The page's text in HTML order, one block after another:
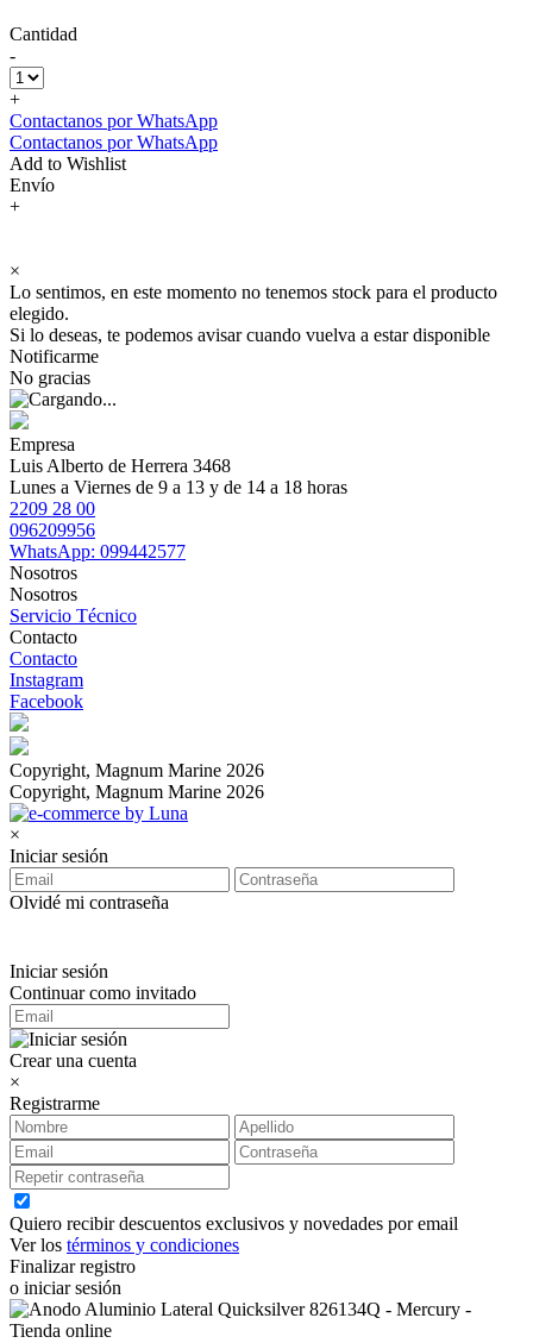
Cantidad
-
+
Contactanos por WhatsApp
Contactanos por WhatsApp
Add to Wishlist
Envío
+
×
Lo sentimos, en este momento no tenemos stock para el producto
elegido.
Si lo deseas, te podemos avisar cuando vuelva a estar disponible
Notificarme
No gracias
Empresa
Luis Alberto de Herrera 3468
Lunes a Viernes de 9 a 13 y de 14 a 18 horas
2209 28 00
096209956
WhatsApp: 099442577
Nosotros
Nosotros
Servicio Técnico
Contacto
Contacto
Instagram
Facebook
Copyright, Magnum Marine 2026
Copyright, Magnum Marine 2026
×
Iniciar sesión
Olvidé mi contraseña
Iniciar sesión
Continuar como invitado
Crear una cuenta
×
Registrarme
Quiero recibir descuentos exclusivos y novedades por email
Ver los términos y condiciones
Finalizar registro
o iniciar sesión